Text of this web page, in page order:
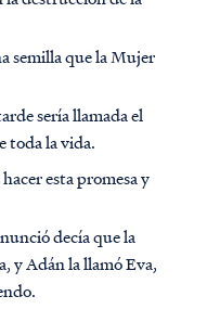
semilla que la Mujer
sería llamada el
toda la vida.
esta promesa y
decía que la
y Adán la llamó Eva,